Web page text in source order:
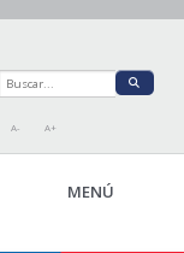
A- A+
MENÚ